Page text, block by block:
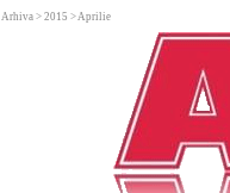
Arhiva > 2015 > Aprilie